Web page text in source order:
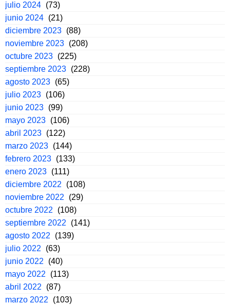
julio 2024 (73)
junio 2024 (21)
diciembre 2023 (88)
noviembre 2023 (208)
octubre 2023 (225)
septiembre 2023 (228)
agosto 2023 (65)
julio 2023 (106)
junio 2023 (99)
mayo 2023 (106)
abril 2023 (122)
marzo 2023 (144)
febrero 2023 (133)
enero 2023 (111)
diciembre 2022
(108)
noviembre 2022
(29)
octubre 2022
(108)
septiembre 2022
(141)
agosto 2022
(139)
julio 2022
(63)
junio 2022
(40)
mayo 2022
(113)
abril 2022
(87)
marzo 2022
(103)